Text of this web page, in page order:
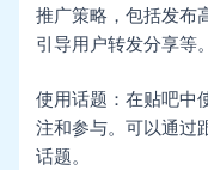
推广策略，包括发布
引导用户转发分享等。
使用话题：在贴吧中
注和参与。可以通过
话题。